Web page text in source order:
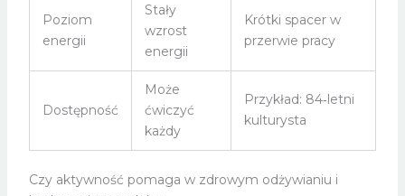
Poziom
energii
Stały
wzrost
energii
Krótki spacer w
przerwie pracy
Dostępność
Może
ćwiczyć
każdy
Przykład: 84‑letni
kulturysta
Czy aktywność pomaga w zdrowym odżywianiu i